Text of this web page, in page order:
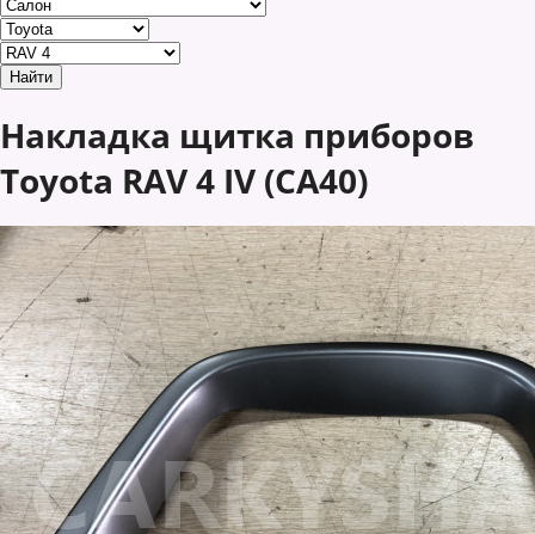
Накладка щитка приборов
Toyota RAV 4 IV (CA40)